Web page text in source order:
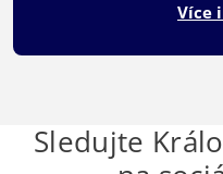
Více
Sledujte